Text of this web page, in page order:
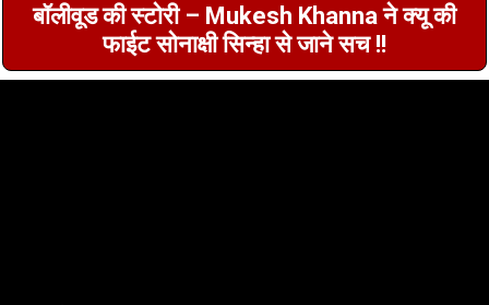
बॉलीवूड की स्टोरी – Mukesh Khanna ने क्यू की
फाईट सोनाक्षी सिन्हा से जाने सच !!